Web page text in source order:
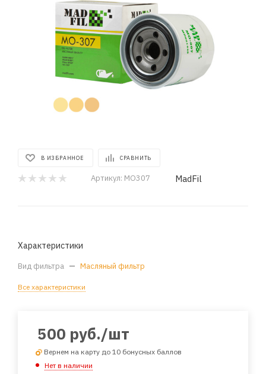
В ИЗБРАННОЕ СРАВНИТЬ
Артикул: MO307 MadFil
Характеристики
Вид фильтра — Масляный фильтр
Все характеристики
500 руб./шт
Вернем на карту до 10 бонусных баллов
Нет в наличии